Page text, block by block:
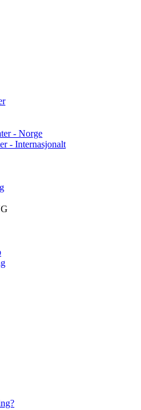
- Norge
- Internasjonalt